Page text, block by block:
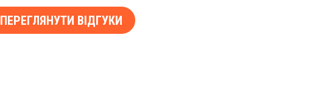
ПЕРЕГЛЯНУТИ ВІДГУКИ